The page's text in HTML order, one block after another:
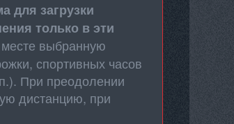
для загрузки
только в эти
месте выбранную
спортивных часов
При преодолении
дистанцию, при